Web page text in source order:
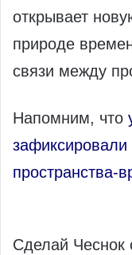
открывает
природе
связи между
Напомним, что
пространства-
Сделай Чеснок